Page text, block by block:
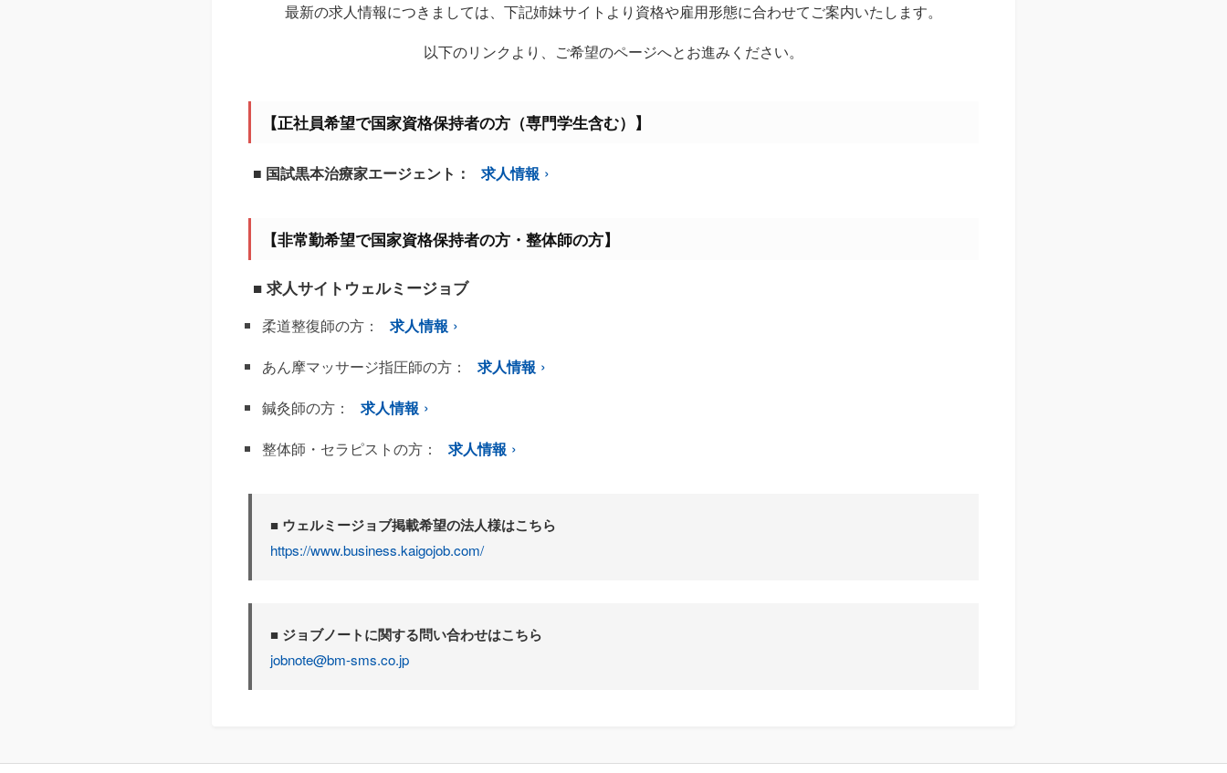
最新の求人情報につきましては、下記姉妹サイトより資格や雇用形態に合わせてご案内いたします。
以下のリンクより、ご希望のページへとお進みください。
【正社員希望で国家資格保持者の方（専門学生含む）】
■ 国試黒本治療家エージェント： 求人情報
【非常勤希望で国家資格保持者の方・整体師の方】
■ 求人サイトウェルミージョブ
柔道整復師の方：
求人情報
あん摩マッサージ指圧師の方：
求人情報
鍼灸師の方：
求人情報
整体師・セラピストの方：
求人情報
■ ウェルミージョブ掲載希望の法人様はこちら
https://www.business.kaigojob.com/
■ ジョブノートに関する問い合わせはこちら
jobnote@bm-sms.co.jp